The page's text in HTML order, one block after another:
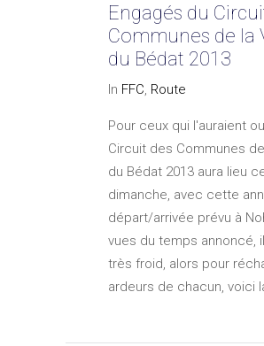
Engagés du
Communes de la
du Bédat 2013
In FFC, Route
Pour ceux qui l'auraient
Circuit des Communes
du Bédat 2013 aura lieu
dimanche, avec cette
départ/arrivée prévu à
vues du temps annoncé,
très froid, alors pour
ardeurs de chacun, voici